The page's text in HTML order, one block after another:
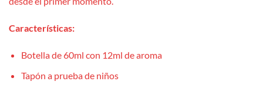
Características:
Botella de 60ml con 12ml de aroma
Tapón a prueba de niños